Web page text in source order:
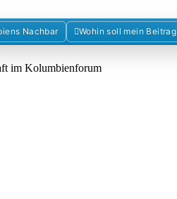
im Kolumbienforum
Nachbar Wohin soll mein Beitrag